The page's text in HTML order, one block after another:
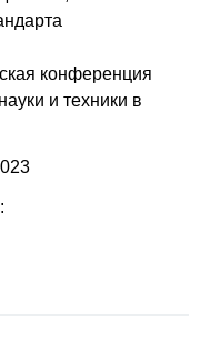
конференция
и техники в